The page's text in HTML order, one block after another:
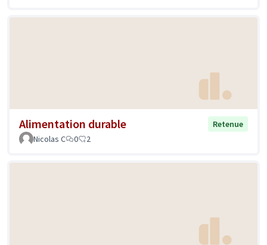
Alimentation durable
Retenue
Nicolas C
0 2